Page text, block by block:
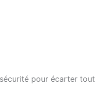
pour écarter